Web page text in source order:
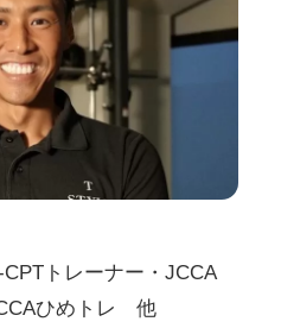
CPTトレーナー・JCCA
ひめトレ　他